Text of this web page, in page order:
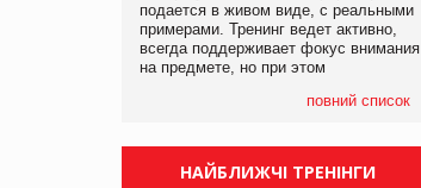
подается в живом виде, с реальными
примерами. Тренинг ведет активно,
всегда поддерживает фокус внимания
на предмете, но при этом
повний список
НАЙБЛИЖЧІ ТРЕНІНГИ